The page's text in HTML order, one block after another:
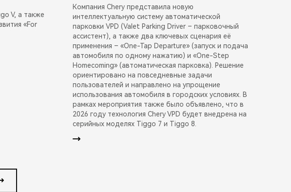
V, а также
«For
Компания Chery представила новую
интеллектуальную систему автоматической
парковки VPD (Valet Parking Driver – парковочный
ассистент), а также два ключевых сценария её
применения – «One-Tap Departure» (запуск и подача
автомобиля по одному нажатию) и «One-Step
Homecoming» (автоматическая парковка). Решение
ориентировано на повседневные задачи
пользователей и направлено на упрощение
использования автомобиля в городских условиях. В
рамках мероприятия также было объявлено, что в
2026 году технология Chery VPD будет внедрена на
серийных моделях Tiggo 7 и Tiggo 8.